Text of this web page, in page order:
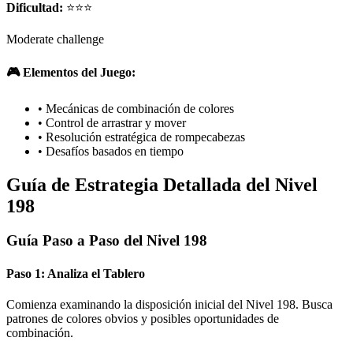
Dificultad: ⭐⭐⭐
Moderate challenge
🎮 Elementos del Juego:
• Mecánicas de combinación de colores
• Control de arrastrar y mover
• Resolución estratégica de rompecabezas
• Desafíos basados en tiempo
Guía de Estrategia Detallada del Nivel
198
Guía Paso a Paso del Nivel 198
Paso 1: Analiza el Tablero
Comienza examinando la disposición inicial del Nivel 198. Busca
patrones de colores obvios y posibles oportunidades de
combinación.